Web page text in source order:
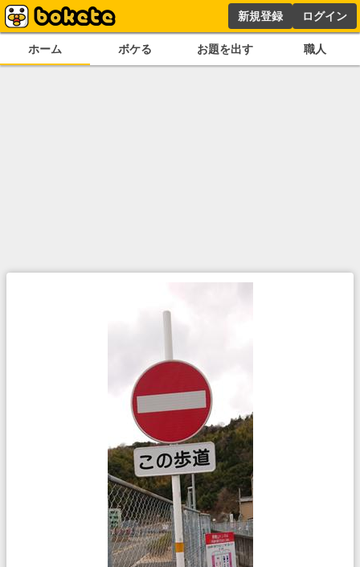
新規登録 ログイン
ホーム ボケる お題を出す 職人